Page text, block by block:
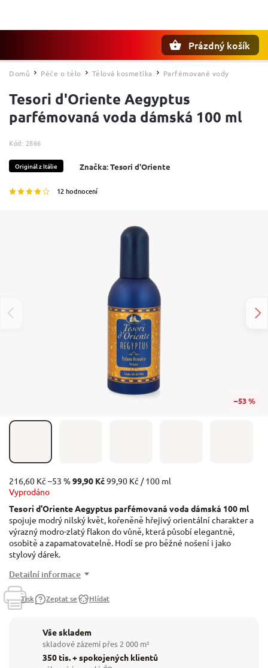
Prázdný košík
Domů / Péče o tělo / Tělová kosmetika / Parfémované vody
Tesori d'Oriente Aegyptus
parfémovaná voda dámská 100 ml
Kód: 2866
Originál z Itálie
12 hodnocení
Značka:Tesori d'Oriente
–53 %
216,60 Kč –53 %99,90 Kč99,90 Kč / 100 ml
Vyprodáno
Tesori d'Oriente Aegyptus parfémovaná voda dámská 100 ml
spojuje modrý nilský květ, kořeněně hřejivý orientální charakter a
výrazný modro-zlatý flakon do vůně, která působí elegantně,
osobitě a zapamatovatelně. Hodí se pro běžné nošení i jako
stylový dárek.
Detailní informace
Tisk Zeptat se Hlídat
Vše skladem
skladové zázemí přes 2 000 m²
350 tis. + spokojených klientů